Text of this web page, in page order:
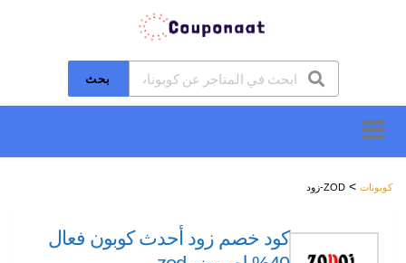
بحث
إلى
المحتوى
كوبونات > ZOD-زود
كود خصم زود أحدث كوبون فعال